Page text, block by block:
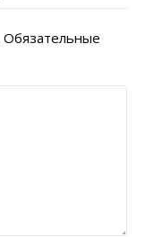
Обязательные